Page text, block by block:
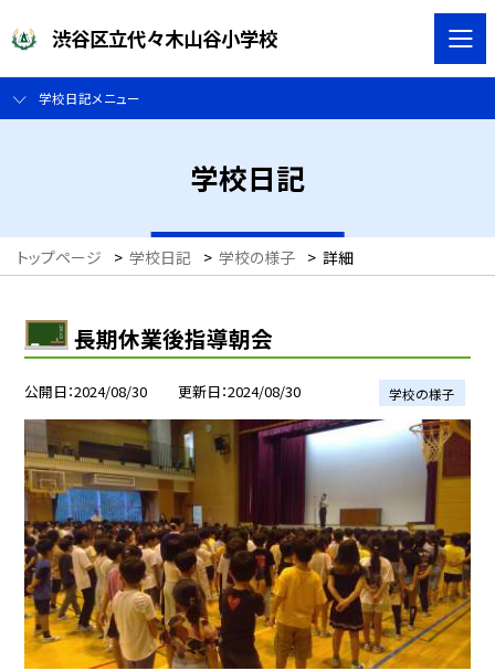
渋谷区立代々木山谷小学校
学校日記メニュー
学校日記
トップページ > 学校日記 > 学校の様子 > 詳細
長期休業後指導朝会
公開日 2024/08/30 更新日 2024/08/30 学校の様子